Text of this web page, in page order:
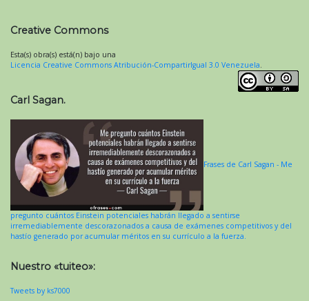
Creative Commons
Esta(s) obra(s) está(n) bajo una
Licencia Creative Commons Atribución-CompartirIgual 3.0 Venezuela.
Carl Sagan.
Frases de Carl Sagan - Me
pregunto cuántos Einstein potenciales habrán llegado a sentirse
irremediablemente descorazonados a causa de exámenes competitivos y del
hastío generado por acumular méritos en su currículo a la fuerza.
Nuestro «tuiteo»:
Tweets by ks7000